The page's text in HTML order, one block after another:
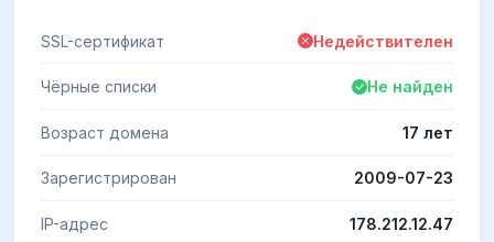
SSL-сертификат Недействителен
Чёрные списки Не найден
Возраст домена 17 лет
Зарегистрирован 2009-07-23
IP-адрес 178.212.12.47